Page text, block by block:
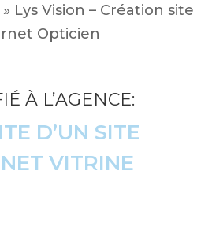
Lys Vision – Création site
Opticien
À L’AGENCE:
D’UN SITE
VITRINE